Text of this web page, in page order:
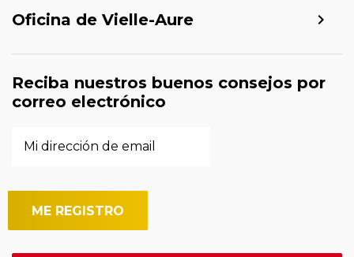
Oficina de Vielle-Aure
Reciba nuestros buenos consejos por
correo electrónico